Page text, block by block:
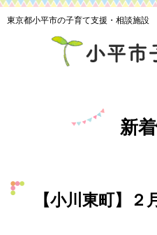
東京都小平市の子育て支援・相談施設
新
【小川東町】